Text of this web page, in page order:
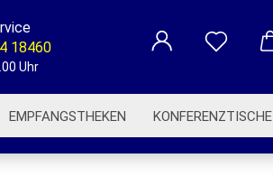
18460
Uhr
EMPFANGSTHEKEN KONFERENZTISCHE
BETRIEBSAUSSTATTUNG